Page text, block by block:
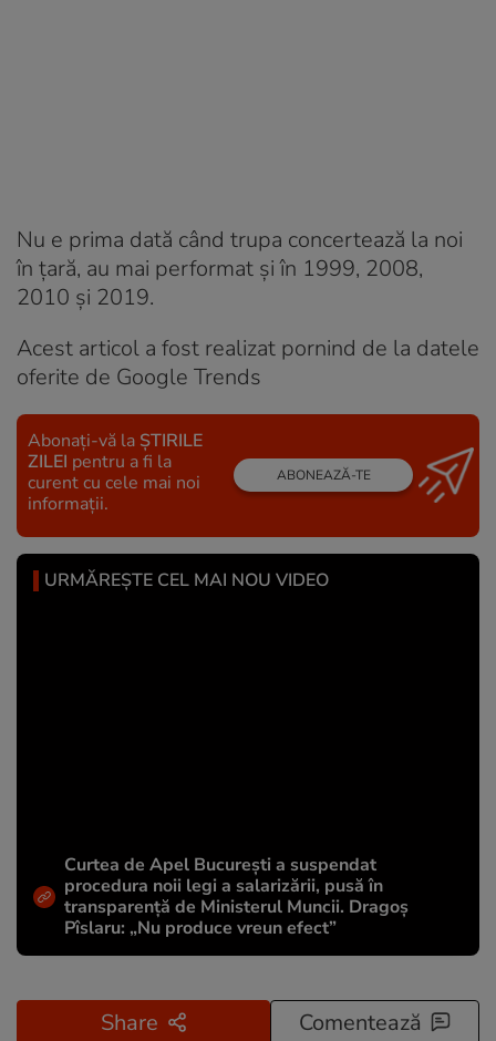
Nu e prima dată când trupa concertează la noi
în țară, au mai performat și în 1999, 2008,
2010 și 2019.
Acest articol a fost realizat pornind de la datele
oferite de Google Trends
Abonați-vă la ȘTIRILE
ZILEI pentru a fi la
curent cu cele mai noi
informații.
ABONEAZĂ-TE
URMĂREȘTE CEL MAI NOU VIDEO
Curtea de Apel București a suspendat
procedura noii legi a salarizării, pusă în
transparență de Ministerul Muncii. Dragoș
Pîslaru: „Nu produce vreun efect”
Share Comentează